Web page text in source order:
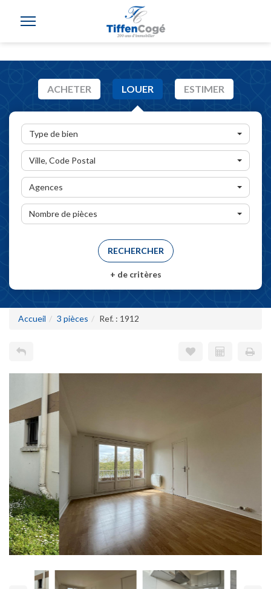
ACHETER LOUER ESTIMER
Type de bien
Ville, Code Postal
Agences
Nombre de pièces
+ de critères
Accueil 3 pièces Ref. : 1912